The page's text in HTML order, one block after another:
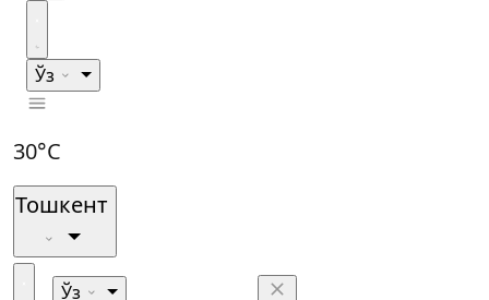
Ўз
30°C
Тошкент
Ўз